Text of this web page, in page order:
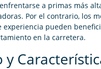
a primas más
Por el contrario, los
experiencia pueden
en la carretera.
y